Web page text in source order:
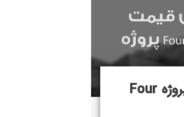
ابلاغیه افزایش قیمت پروژه Four